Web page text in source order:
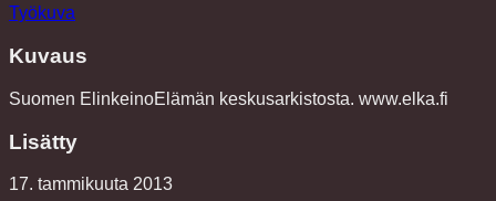
Työkuva
Kuvaus
Suomen ElinkeinoElämän keskusarkistosta. www.elka.fi
Lisätty
17. tammikuuta 2013